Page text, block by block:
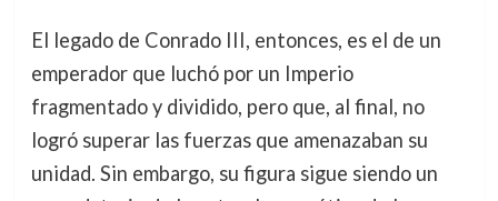
El legado de Conrado III, entonces, es el de un
emperador que luchó por un Imperio
fragmentado y dividido, pero que, al final, no
logró superar las fuerzas que amenazaban su
unidad. Sin embargo, su figura sigue siendo un